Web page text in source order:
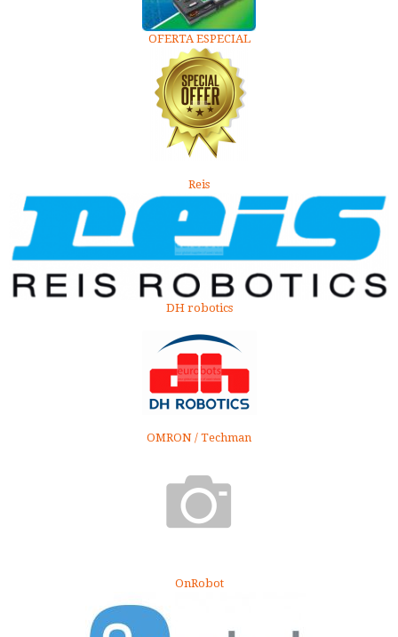
OFERTA ESPECIAL
Reis
DH robotics
OMRON / Techman
OnRobot